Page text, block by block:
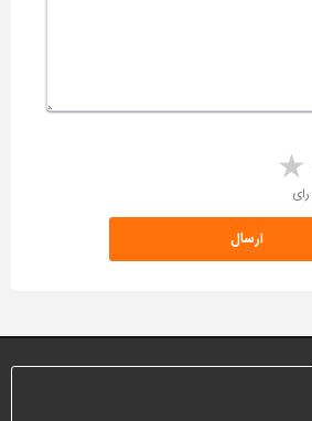
4 stars